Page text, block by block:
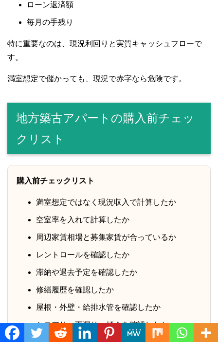
ローン返済額
毎月の手残り
特に重要なのは、現況利回りと実質キャッシュフローで
す。
満室想定で儲かっても、現況で赤字なら危険です。
地方築古アパートの購入前チェッ
クリスト
購入前チェックリスト
満室想定ではなく現況収入で計算したか
空室率を入れて計算したか
周辺家賃相場と募集家賃が合っているか
レントロールを確認したか
滞納や退去予定を確認したか
修繕履歴を確認したか
屋根・外壁・給排水管を確認したか
シロアリ・雨漏り・傾きを確認したか
Translate »